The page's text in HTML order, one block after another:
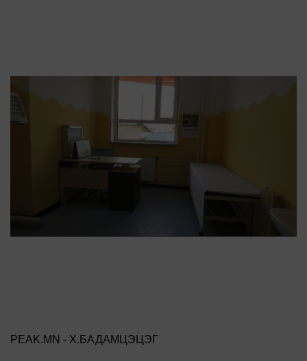
PEAK.MN - Х.БАДАМЦЭЦЭГ